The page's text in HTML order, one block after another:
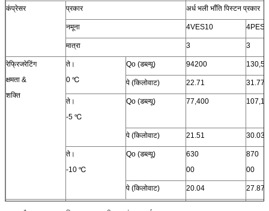
एच (मिमी) 1800 1800
कंप्रेसर प्रकार अर्ध भली भाँति पिस्टन प्रकार
नमूना 4VES10
मात्रा 3 3
रेफ्रिजरेटिंग
क्षमता &
शक्ति
ते।
0 ℃
Qo (डब्ल्यू) 94200
पे (किलोवाट) 22.71 31.77
ते।
-5 ℃
Qo (डब्ल्यू) 77,400
पे (किलोवाट) 21.51 30.03
ते।
-10 ℃
Qo (डब्ल्यू)
630
00
870
00
पे (किलोवाट) 20.04 27.87